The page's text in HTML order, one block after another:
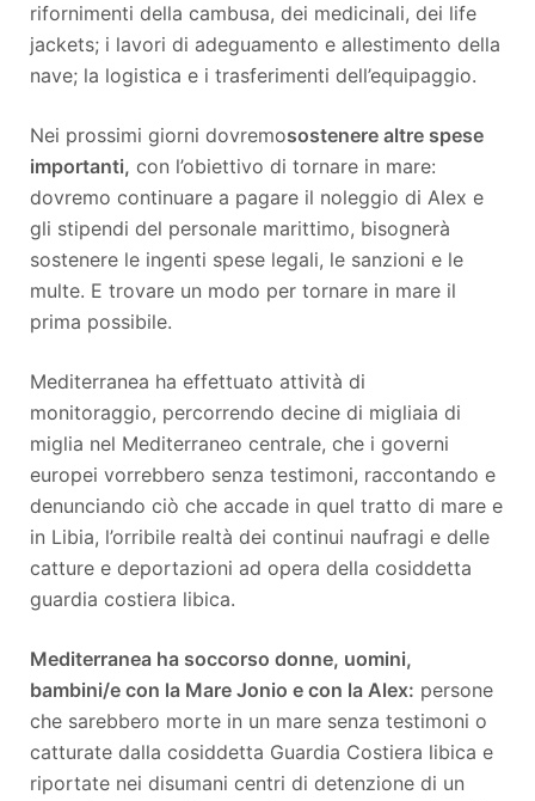
rifornimenti della cambusa, dei medicinali, dei life
jackets; i lavori di adeguamento e allestimento della
nave; la logistica e i trasferimenti dell’equipaggio.
Nei prossimi giorni dovremosostenere altre spese
importanti, con l’obiettivo di tornare in mare:
dovremo continuare a pagare il noleggio di Alex e
gli stipendi del personale marittimo, bisognerà
sostenere le ingenti spese legali, le sanzioni e le
multe. E trovare un modo per tornare in mare il
prima possibile.
Mediterranea ha effettuato attività di
monitoraggio, percorrendo decine di migliaia di
miglia nel Mediterraneo centrale, che i governi
europei vorrebbero senza testimoni, raccontando e
denunciando ciò che accade in quel tratto di mare e
in Libia, l’orribile realtà dei continui naufragi e delle
catture e deportazioni ad opera della cosiddetta
guardia costiera libica.
Mediterranea ha soccorso donne, uomini,
bambini/e con la Mare Jonio e con la Alex: persone
che sarebbero morte in un mare senza testimoni o
catturate dalla cosiddetta Guardia Costiera libica e
riportate nei disumani centri di detenzione di un